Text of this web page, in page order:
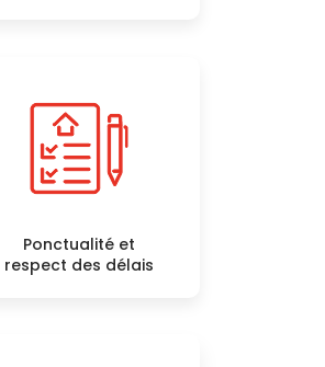
Ponctualité et
respect des délais